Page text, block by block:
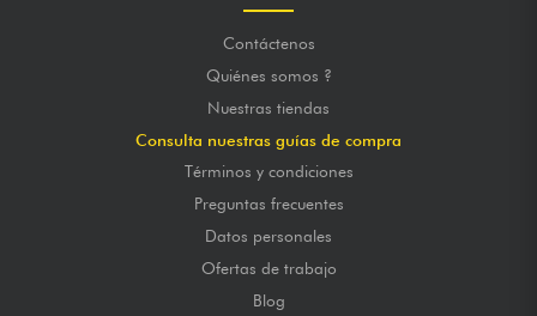
Contáctenos
Quiénes somos ?
Nuestras tiendas
Consulta nuestras guías de compra
Términos y condiciones
Preguntas frecuentes
Datos personales
Ofertas de trabajo
Blog